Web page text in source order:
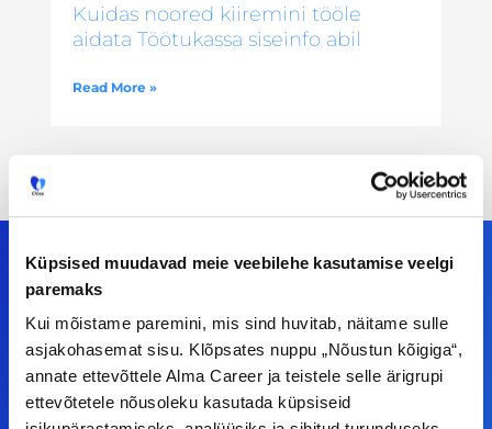
Küpsised muudavad meie veebilehe kasutamise veelgi
paremaks
Kui mõistame paremini, mis sind huvitab, näitame sulle
asjakohasemat sisu. Klõpsates nuppu „Nõustun kõigiga“,
annate ettevõttele Alma Career ja teistele selle ärigrupi
ettevõtetele nõusoleku kasutada küpsiseid
Kuidas noored kiiremini tööle
aidata Töötukassa siseinfo abil
Read More »
Meiega leiad!
Tööelublogi.ee lehelt leiad kõik vajaliku, et olla
kursis tööturu uudistega. Kui sul on